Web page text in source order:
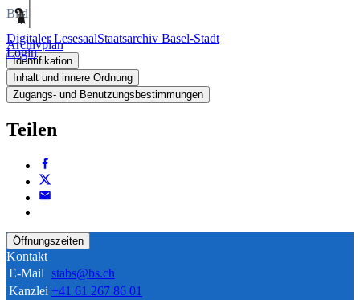
Digitaler LesesaalStaatsarchiv Basel-Stadt
Login
Bild
Archivplan
Identifikation
Inhalt und innere Ordnung
Zugangs- und Benutzungsbestimmungen
Teilen
Öffnungszeiten
Kontakt
E-Mail stabs@bs.ch
Kanzlei +41 61 267 86 01